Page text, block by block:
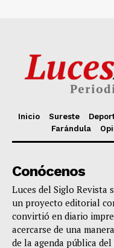
Inicio Sureste
Farándula
Conócenos
Luces del Siglo Revista
un proyecto editorial
convirtió en diario
acercarse de una
de la agenda pública